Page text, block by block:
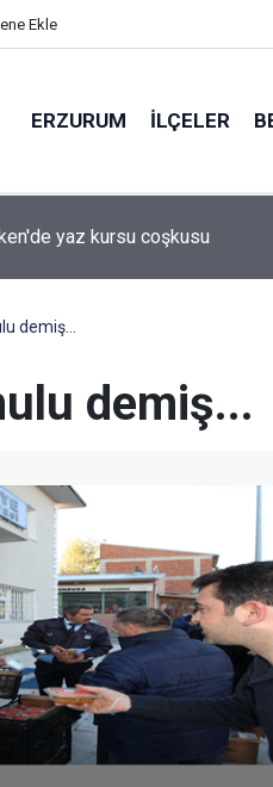
Ekle
ERZURUM İLÇELER
desteği aldı
demiş...
demiş...